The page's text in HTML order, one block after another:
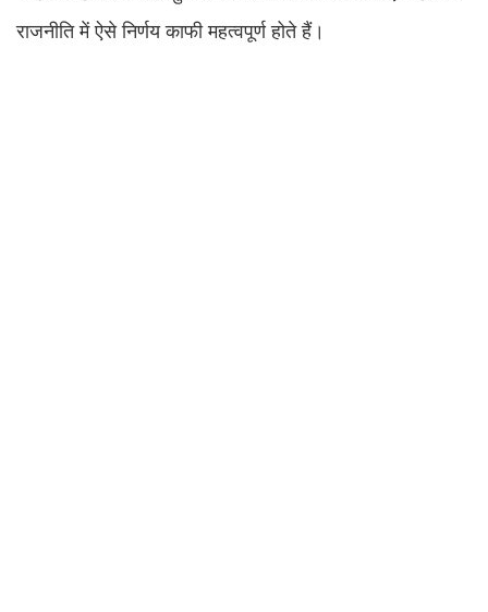
राजनीति में ऐसे निर्णय काफी महत्वपूर्ण होते हैं।